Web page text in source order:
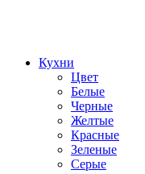
Кухни
Цвет
Белые
Черные
Желтые
Красные
Зеленые
Серые